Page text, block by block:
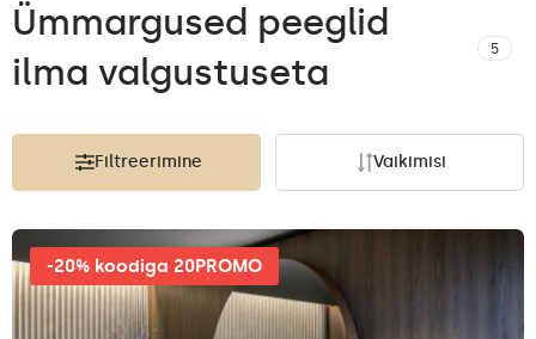
Ümmargused peeglid
ilma valgustuseta
5
Filtreerimine Vaikimisi
-20% koodiga 20PROMO